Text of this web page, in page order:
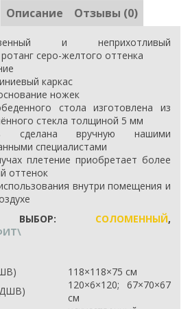
Описание Отзывы (0)
и неприхотливый
серо-желтого оттенка
каркас
ножек
стола изготовлена из
стекла толщиной 5 мм
сделана вручную нашими
специалистами
плетение приобретает более
оттенок
внутри помещения и
ВЫБОР: СОЛОМЕННЫЙ,
118×118×75 см
120×6×120; 67×70×67
см